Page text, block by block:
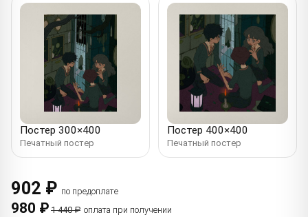
Постер 300×400
Печатный постер
Постер 400×400
Печатный постер
902 ₽ по предоплате
980 ₽ 1 440 ₽ оплата при получении